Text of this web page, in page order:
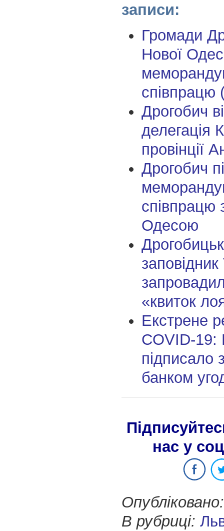
записи:
Громади
Нової
співпрацю
Дрогобич
делегація
провінції
Дрогобич
співпрацю
Одесою
«квиток
Екстрене
COVID-
підписало
банком
нас у
Опубліковано:
В рубриці: